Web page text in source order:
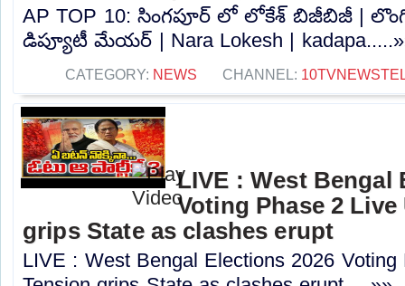
AP TOP 10: సింగపూర్ లో లోకేశ్ బిజీబిజీ |
డిప్యూటీ మేయర్ | Nara Lokesh |
CATEGORY: NEWS CHANNEL:
LIVE : West Bengal
Voting Phase 2
grips State as clashes erupt
LIVE : West Bengal Elections 2026